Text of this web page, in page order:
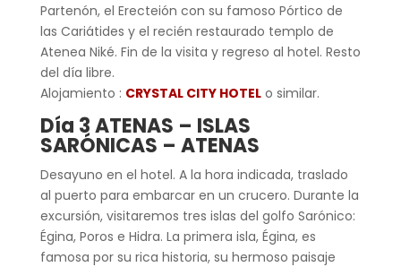
Partenón, el Erecteión con su famoso Pórtico de
las Cariátides y el recién restaurado templo de
Atenea Niké. Fin de la visita y regreso al hotel. Resto
del día libre.
Alojamiento : CRYSTAL CITY HOTELo similar.
Día 3 ATENAS – ISLAS
SARÓNICAS – ATENAS
Desayuno en el hotel. A la hora indicada, traslado
al puerto para embarcar en un crucero. Durante la
excursión, visitaremos tres islas del golfo Sarónico:
Égina, Poros e Hidra. La primera isla, Égina, es
famosa por su rica historia, su hermoso paisaje